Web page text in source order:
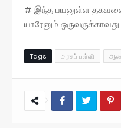
# இந்த பயனுள்ள
யாரேனும்
Tags அரசுப் பள்ளி